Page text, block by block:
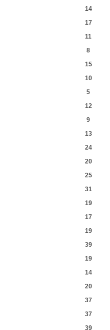
14
17
11
8
15
10
5
12
9
13
24
20
25
31
19
17
19
39
19
14
20
37
37
39